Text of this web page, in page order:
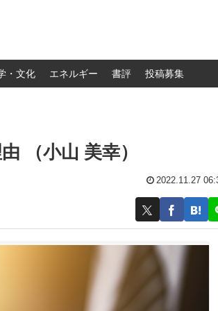
・文化 エネルギー 書評 投稿募集
（小山 美幸）
2022.11.27